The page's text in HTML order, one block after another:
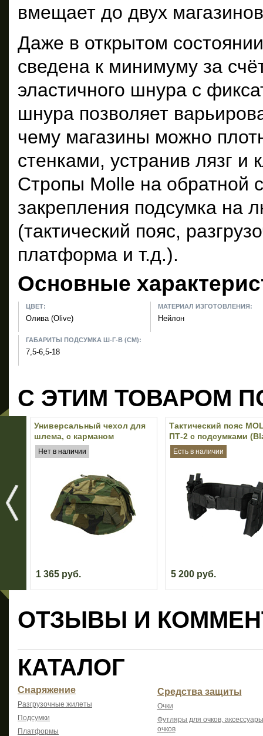
вмещает до двух
Даже в открытом
сведена к минимуму за
эластичного шнура с
шнура позволяет
чему магазины можно
стенками, устранив лязг и
Стропы Molle на обратной
закрепления подсумка на
(тактический пояс,
платформа и т.д.).
Основные
ЦВЕТ:
Олива (Olive)
МАТЕРИАЛ ИЗГОТОВЛЕНИЯ:
Нейлон
ГАБАРИТЫ ПОДСУМКА Ш-Г-В (СМ):
7,5-6,5-18
С ЭТИМ ТОВАРОМ
Универсальный чехол для
шлема, с карманом
(Woodland)
Нет в наличии
1 365 руб.
Тактический пояс
ПТ-2 с подсумками
Есть в наличии
5 200 руб.
ОТЗЫВЫ И
КАТАЛОГ
Снаряжение
Разгрузочные жилеты
Подсумки
Платформы
Средства защиты
Очки
Футляры для очков,
очков